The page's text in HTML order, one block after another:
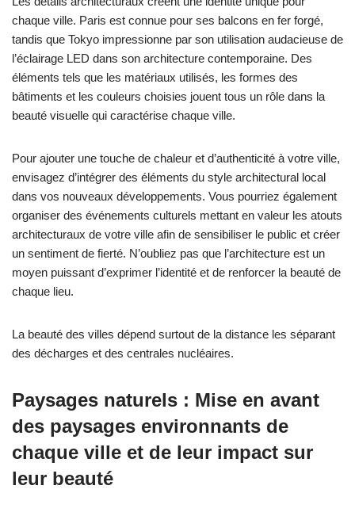
chaque ville. Paris est connue pour ses balcons en fer forgé,
tandis que Tokyo impressionne par son utilisation audacieuse de
l’éclairage LED dans son architecture contemporaine. Des
éléments tels que les matériaux utilisés, les formes des
bâtiments et les couleurs choisies jouent tous un rôle dans la
beauté visuelle qui caractérise chaque ville.
Pour ajouter une touche de chaleur et d’authenticité à votre ville,
envisagez d’intégrer des éléments du style architectural local
dans vos nouveaux développements. Vous pourriez également
organiser des événements culturels mettant en valeur les atouts
architecturaux de votre ville afin de sensibiliser le public et créer
un sentiment de fierté. N’oubliez pas que l’architecture est un
moyen puissant d’exprimer l’identité et de renforcer la beauté de
chaque lieu.
La beauté des villes dépend surtout de la distance les séparant
des décharges et des centrales nucléaires.
Paysages naturels : Mise en avant
des paysages environnants de
chaque ville et de leur impact sur
leur beauté